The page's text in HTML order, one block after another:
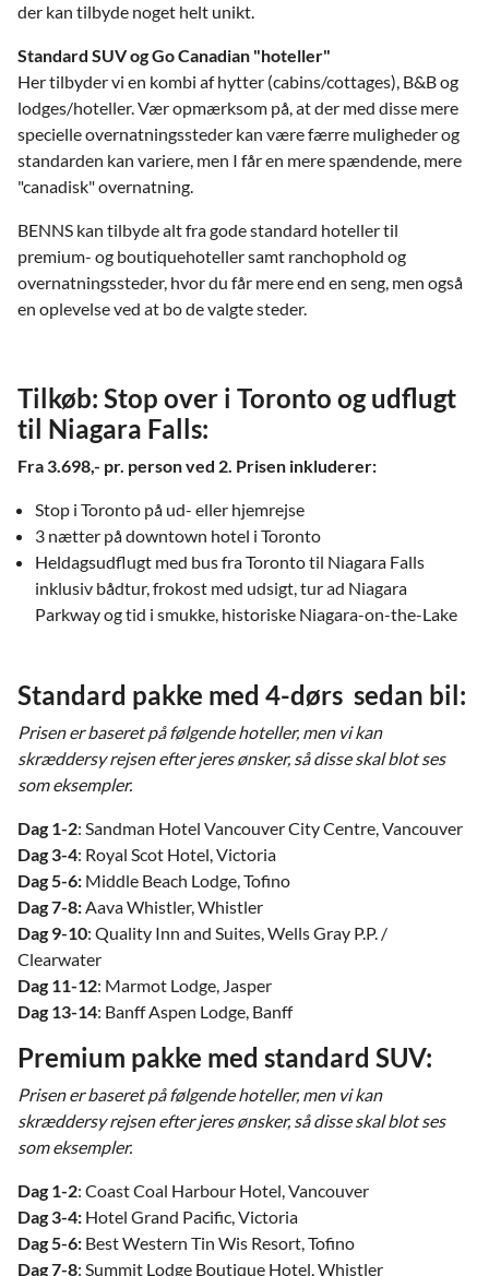
der kan tilbyde noget helt unikt.
Standard SUV og Go Canadian "hoteller"
Her tilbyder vi en kombi af hytter (cabins/cottages), B&B og
lodges/hoteller. Vær opmærksom på, at der med disse mere
specielle overnatningssteder kan være færre muligheder og
standarden kan variere, men I får en mere spændende, mere
"canadisk" overnatning.
BENNS kan tilbyde alt fra gode standard hoteller til
premium- og boutiquehoteller samt ranchophold og
overnatningssteder, hvor du får mere end en seng, men også
en oplevelse ved at bo de valgte steder.
Tilkøb: Stop over i Toronto og udflugt
til Niagara Falls:
Fra 3.698,- pr. person ved 2. Prisen inkluderer:
Stop i Toronto på ud- eller hjemrejse
3 nætter på downtown hotel i Toronto
Heldagsudflugt med bus fra Toronto til Niagara Falls
inklusiv bådtur, frokost med udsigt, tur ad Niagara
Parkway og tid i smukke, historiske Niagara-on-the-Lake
Standard pakke med 4-dørs sedan bil:
Prisen er baseret på følgende hoteller, men vi kan
skræddersy rejsen efter jeres ønsker, så disse skal blot ses
som eksempler.
Dag 1-2: Sandman Hotel Vancouver City Centre, Vancouver
Dag 3-4: Royal Scot Hotel, Victoria
Dag 5-6: Middle Beach Lodge, Tofino
Dag 7-8:Aava Whistler, Whistler
Dag 9-10: Quality Inn and Suites, Wells Gray P.P. /
Clearwater
Dag 11-12: Marmot Lodge, Jasper
Dag 13-14: Banff Aspen Lodge, Banff
Premium pakke med standard SUV:
Prisen er baseret på følgende hoteller, men vi kan
skræddersy rejsen efter jeres ønsker, så disse skal blot ses
som eksempler.
Dag 1-2: Coast Coal Harbour Hotel, Vancouver
Dag 3-4: Hotel Grand Pacific, Victoria
Dag 5-6: Best Western Tin Wis Resort, Tofino
Dag 7-8: Summit Lodge Boutique Hotel, Whistler